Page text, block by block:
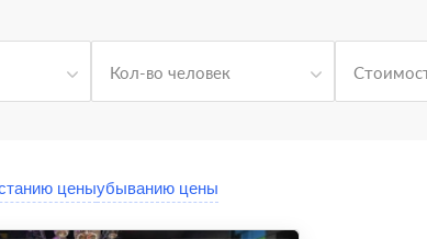
Кол-во человек